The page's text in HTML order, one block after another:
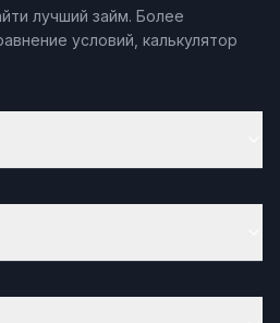
лучший займ. Более
условий, калькулятор